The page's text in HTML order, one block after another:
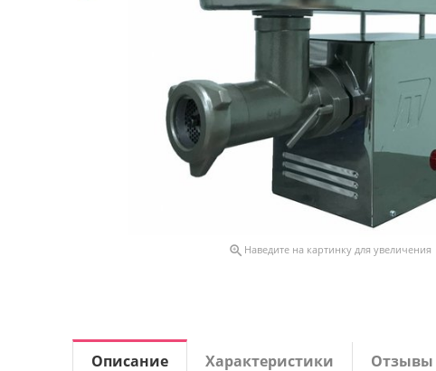
 Наведите на картинку для увеличения
Описание Характеристики Отзывы